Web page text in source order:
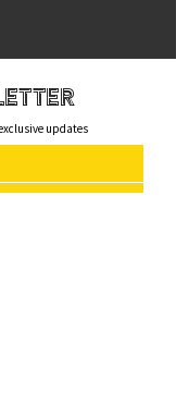
updates